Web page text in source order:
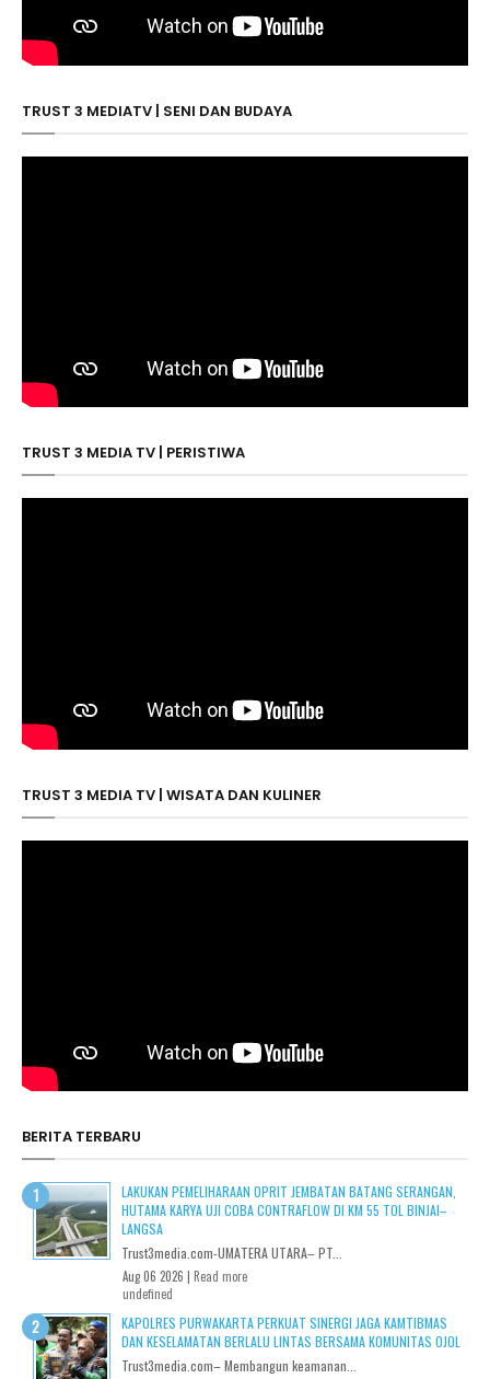
TRUST 3 MEDIATV | SENI DAN BUDAYA
TRUST 3 MEDIA TV | PERISTIWA
TRUST 3 MEDIA TV | WISATA DAN KULINER
BERITA TERBARU
LAKUKAN PEMELIHARAAN OPRIT JEMBATAN BATANG SERANGAN,
HUTAMA KARYA UJI COBA CONTRAFLOW DI KM 55 TOL BINJAI–
LANGSA
Trust3media.com-UMATERA UTARA– PT...
Aug 06 2026 | Read more
undefined
KAPOLRES PURWAKARTA PERKUAT SINERGI JAGA KAMTIBMAS
DAN KESELAMATAN BERLALU LINTAS BERSAMA KOMUNITAS OJOL
Trust3media.com– Membangun keamanan...